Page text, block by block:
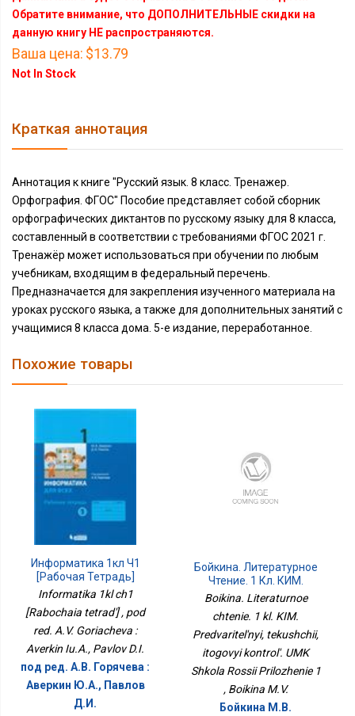
Обратите внимание, что ДОПОЛНИТЕЛЬНЫЕ скидки на
данную книгу НЕ распространяются.
Ваша цена: $13.79
Not In Stock
Краткая аннотация
Аннотация к книге "Русский язык. 8 класс. Тренажер.
Орфография. ФГОС" Пособие представляет собой сборник
орфографических диктантов по русскому языку для 8 класса,
составленный в соответствии с требованиями ФГОС 2021 г.
Тренажёр может использоваться при обучении по любым
учебникам, входящим в федеральный перечень.
Предназначается для закрепления изученного материала на
уроках русского языка, а также для дополнительных занятий с
учащимися 8 класса дома. 5-е издание, переработанное.
Похожие товары
Информатика 1кл Ч1
[Рабочая Тетрадь]
Informatika 1kl ch1
[Rabochaia tetrad'] , pod
red. A.V. Goriacheva :
Averkin Iu.A., Pavlov D.I.
под ред. А.В. Горячева :
Аверкин Ю.А., Павлов
Д.И.
Бойкина. Литературное
Чтение. 1 Кл. КИМ.
Предварительный,
Контроль. УМК Школа
России Приложение 1
Boikina. Literaturnoe
chtenie. 1 kl. KIM.
Predvaritel'nyi, tekushchii,
itogovyi kontrol'. UMK
Shkola Rossii Prilozhenie 1
, Boikina M.V.
Бойкина М.В.